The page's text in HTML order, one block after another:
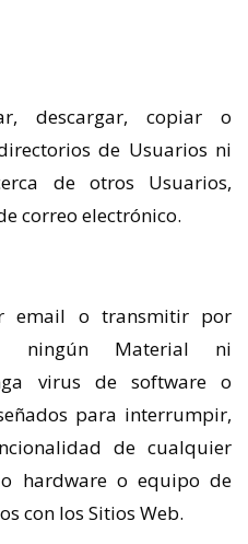
descargar, copiar o
de Usuarios ni
de otros Usuarios,
correo electrónico.
email o transmitir por
ningún Material ni
virus de software o
para interrumpir,
de cualquier
hardware o equipo de
con los Sitios Web.